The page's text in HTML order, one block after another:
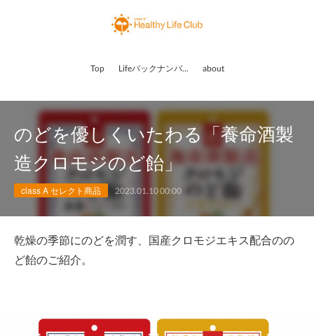
Top Lifeバックナンバー about
のどを優しくいたわる「養命酒製
造クロモジのど飴󠄀」
class A セレクト商品 2023.01.10 00:00
乾燥の季節にのどを潤す、国産クロモジエキス配合のの
ど飴󠄀のご紹介。